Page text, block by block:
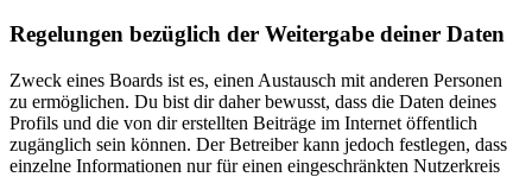
Regelungen bezüglich der Weitergabe deiner Daten
Zweck eines Boards ist es, einen Austausch mit anderen Personen
zu ermöglichen. Du bist dir daher bewusst, dass die Daten deines
Profils und die von dir erstellten Beiträge im Internet öffentlich
zugänglich sein können. Der Betreiber kann jedoch festlegen, dass
einzelne Informationen nur für einen eingeschränkten Nutzerkreis